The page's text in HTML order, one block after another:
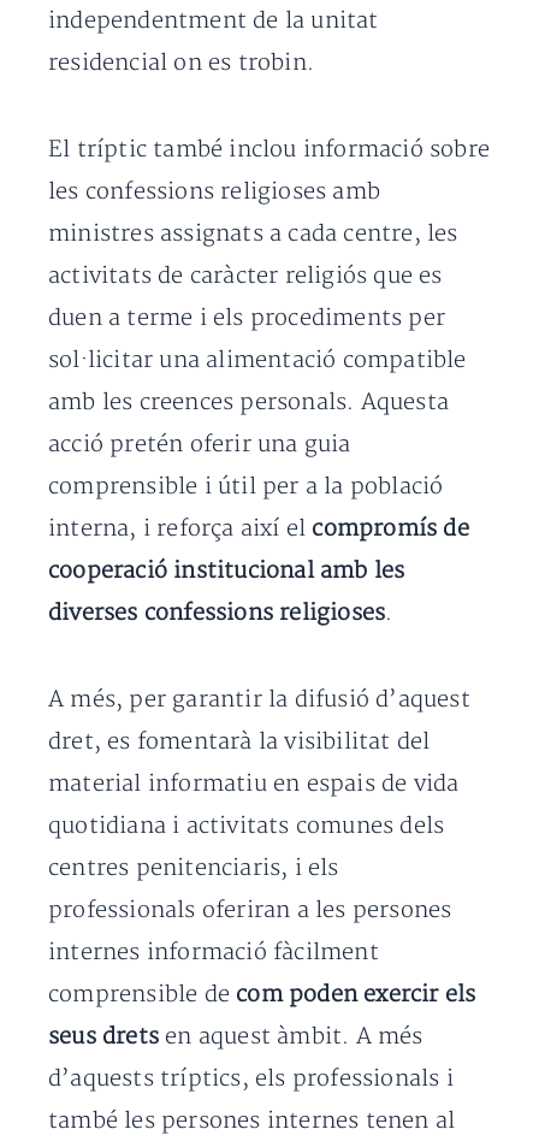
independentment de la unitat
residencial on es trobin.
El tríptic també inclou informació sobre
les confessions religioses amb
ministres assignats a cada centre, les
activitats de caràcter religiós que es
duen a terme i els procediments per
sol·licitar una alimentació compatible
amb les creences personals. Aquesta
acció pretén oferir una guia
comprensible i útil per a la població
interna, i reforça així el compromís de
cooperació institucional amb les
diverses confessions religioses.
A més, per garantir la difusió d’aquest
dret, es fomentarà la visibilitat del
material informatiu en espais de vida
quotidiana i activitats comunes dels
centres penitenciaris, i els
professionals oferiran a les persones
internes informació fàcilment
comprensible de com poden exercir els
seus drets en aquest àmbit. A més
d’aquests tríptics, els professionals i
també les persones internes tenen al